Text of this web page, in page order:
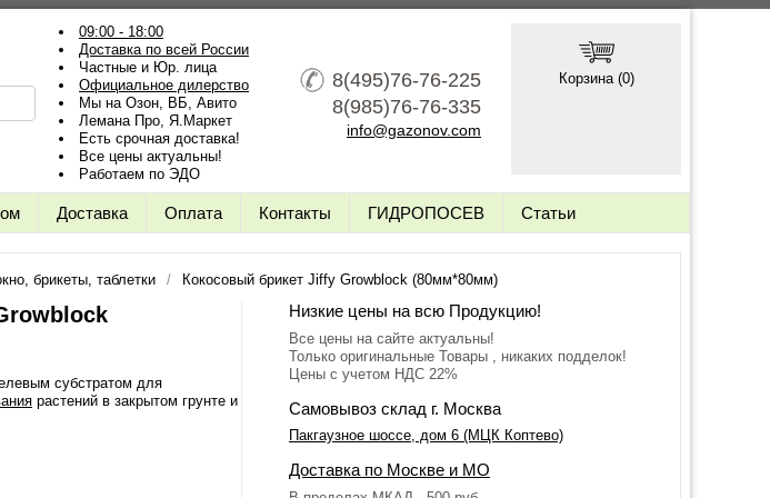
09:00 - 18:00
Доставка по всей России
Частные и Юр. лица
Официальное дилерство
Мы на Озон, ВБ, Авито
Лемана Про, Я.Маркет
Есть срочная доставка!
Все цены актуальны!
Работаем по ЭДО
8(495)76-76-225
8(985)76-76-335
info@gazonov.com
Корзина (0)
Доставка Оплата Контакты ГИДРОПОСЕВ Статьи
брикеты, таблетки Кокосовый брикет Jiffy Growblock (80мм*80мм)
субстратом для
растений в закрытом грунте и
Низкие цены на всю Продукцию!
Все цены на сайте актуальны!
Только оригинальные Товары , никаких подделок!
Цены с учетом НДС 22%
Самовывоз склад г. Москва
Пакгаузное шоссе, дом 6 (МЦК Коптево)
Доставка по Москве и МО